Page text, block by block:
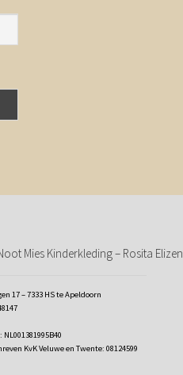
Mies Kinderkleding – Rosita Elizen
17 – 7333 HS te Apeldoorn
NL001381995B40
KvK Veluwe en Twente: 08124599